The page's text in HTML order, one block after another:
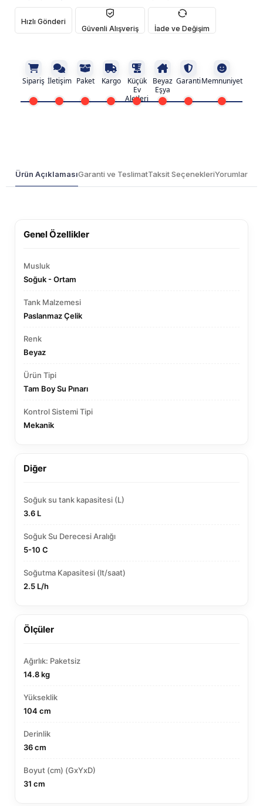
Hızlı Gönderi
Güvenli Alışveriş
İade ve Değişim
Sipariş İletişim Paket Kargo
Küçük
Ev
Aletleri
Beyaz
Eşya
GarantiMemnuniyet
Ürün AçıklamasıGaranti ve TeslimatTaksit SeçenekleriYorumlar
Genel Özellikler
Musluk
Soğuk - Ortam
Tank Malzemesi
Paslanmaz Çelik
Renk
Beyaz
Ürün Tipi
Tam Boy Su Pınarı
Kontrol Sistemi Tipi
Mekanik
Diğer
Soğuk su tank kapasitesi (L)
3.6 L
Soğuk Su Derecesi Aralığı
5-10 C
Soğutma Kapasitesi (lt/saat)
2.5 L/h
Ölçüler
Ağırlık: Paketsiz
14.8 kg
Yükseklik
104 cm
Derinlik
36 cm
Boyut (cm) (GxYxD)
31 cm